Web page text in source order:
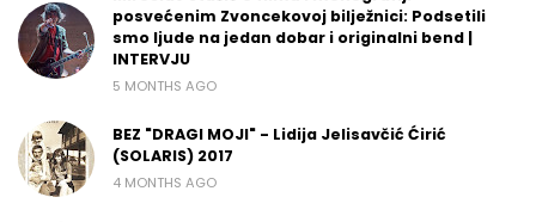
posvećenim Zvoncekovoj bilježnici: Podsetili
smo ljude na jedan dobar i originalni bend |
INTERVJU
5 MONTHS AGO
BEZ "DRAGI MOJI" - Lidija Jelisavčić Ćirić
(SOLARIS) 2017
4 MONTHS AGO